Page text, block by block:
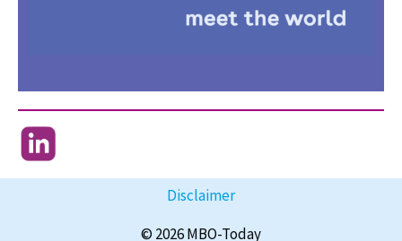
Disclaimer
© 2026 MBO-Today